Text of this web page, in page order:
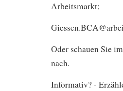
Arbeitsmarkt;
Oder schauen Sie
nach.
Informativ? -